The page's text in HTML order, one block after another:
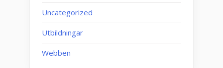
Uncategorized
Utbildningar
Webben